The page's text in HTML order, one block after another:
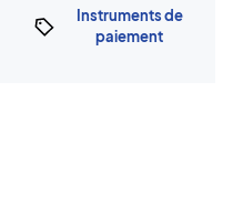
Instruments de
paiement